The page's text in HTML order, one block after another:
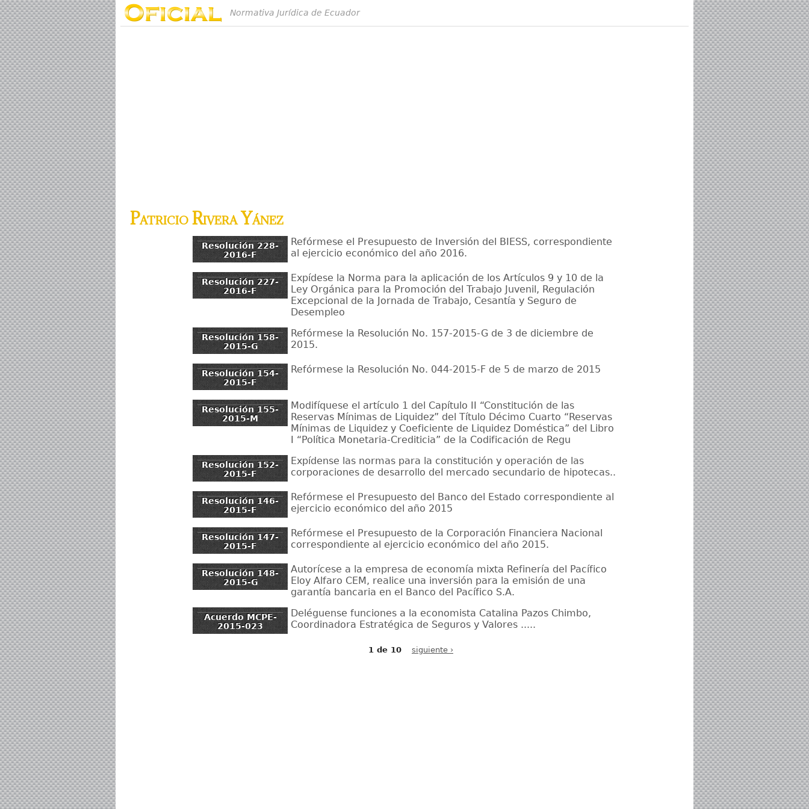
Normativa Jurídica de Ecuador
Patricio Rivera Yánez
Resolución 228-
2016-F
Refórmese el Presupuesto de Inversión del BIESS, correspondiente
al ejercicio económico del año 2016.
Resolución 227-
2016-F
Expídese la Norma para la aplicación de los Artículos 9 y 10 de la
Ley Orgánica para la Promoción del Trabajo Juvenil, Regulación
Excepcional de la Jornada de Trabajo, Cesantía y Seguro de
Desempleo
Resolución 158-
2015-G
Refórmese la Resolución No. 157-2015-G de 3 de diciembre de
2015.
Resolución 154-
2015-F
Refórmese la Resolución No. 044-2015-F de 5 de marzo de 2015
Resolución 155-
2015-M
Modifíquese el artículo 1 del Capítulo II “Constitución de las
Reservas Mínimas de Liquidez” del Título Décimo Cuarto “Reservas
Mínimas de Liquidez y Coeficiente de Liquidez Doméstica” del Libro
I “Política Monetaria-Crediticia” de la Codificación de Regu
Resolución 152-
2015-F
Expídense las normas para la constitución y operación de las
corporaciones de desarrollo del mercado secundario de hipotecas..
Resolución 146-
2015-F
Refórmese el Presupuesto del Banco del Estado correspondiente al
ejercicio económico del año 2015
Resolución 147-
2015-F
Refórmese el Presupuesto de la Corporación Financiera Nacional
correspondiente al ejercicio económico del año 2015.
Resolución 148-
2015-G
Autorícese a la empresa de economía mixta Refinería del Pacífico
Eloy Alfaro CEM, realice una inversión para la emisión de una
garantía bancaria en el Banco del Pacífico S.A.
Acuerdo MCPE-
2015-023
Deléguense funciones a la economista Catalina Pazos Chimbo,
Coordinadora Estratégica de Seguros y Valores .....
1 de 10 siguiente ›